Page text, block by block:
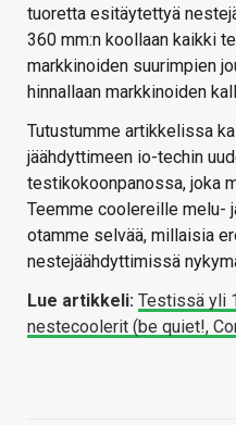
tuoretta esitäytettyä
360 mm:n koollaan kaikki
markkinoiden suurimpien
hinnallaan markkinoiden
Tutustumme artikkelissa
jäähdyttimeen io-techin
testikokoonpanossa, joka
Teemme coolereille melu-
otamme selvää, millaisia
nestejäähdyttimissä
Lue artikkeli: Testissä yli
nestecoolerit (be quiet!,